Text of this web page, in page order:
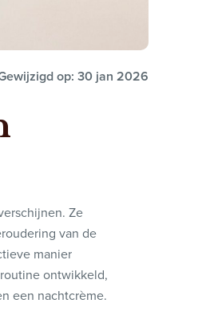
op: 30 jan 2026
Ze
van de
manier
ontwikkeld,
een nachtcrème.